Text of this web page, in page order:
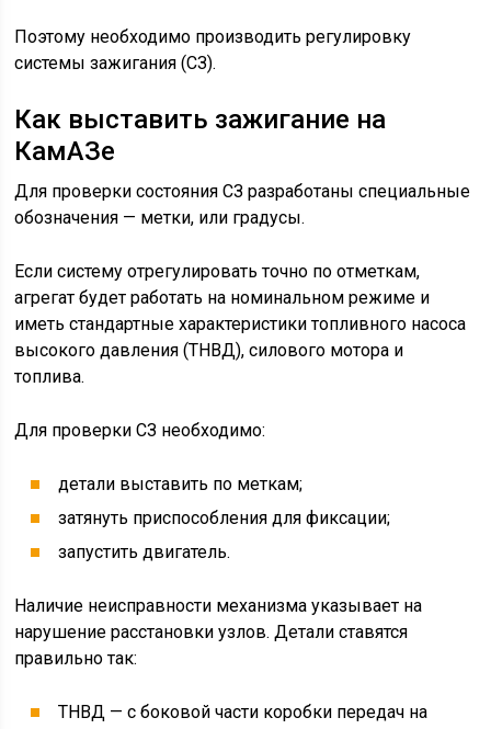
Поэтому необходимо производить регулировку
системы зажигания (СЗ).
Как выставить зажигание на
КамАЗе
Для проверки состояния СЗ разработаны специальные
обозначения — метки, или градусы.
Если систему отрегулировать точно по отметкам,
агрегат будет работать на номинальном режиме и
иметь стандартные характеристики топливного насоса
высокого давления (ТНВД), силового мотора и
топлива.
Для проверки СЗ необходимо:
детали выставить по меткам;
затянуть приспособления для фиксации;
запустить двигатель.
Наличие неисправности механизма указывает на
нарушение расстановки узлов. Детали ставятся
правильно так:
ТНВД — с боковой части коробки передач на